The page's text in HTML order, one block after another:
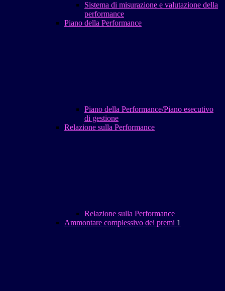
Sistema di misurazione e valutazione della
performance
Piano della Performance
Piano della Performance/Piano esecutivo
di gestione
Relazione sulla Performance
Relazione sulla Performance
Ammontare complessivo dei premi 1